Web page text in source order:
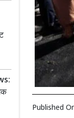
Published